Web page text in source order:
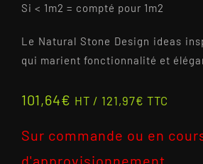
Si < 1m2 = compté pour 1m2
Le Natural Stone Design ideas
qui marient fonctionnalité et
101,64€ HT / 121,97€ TTC
Sur commande ou en
d'approvisionnement